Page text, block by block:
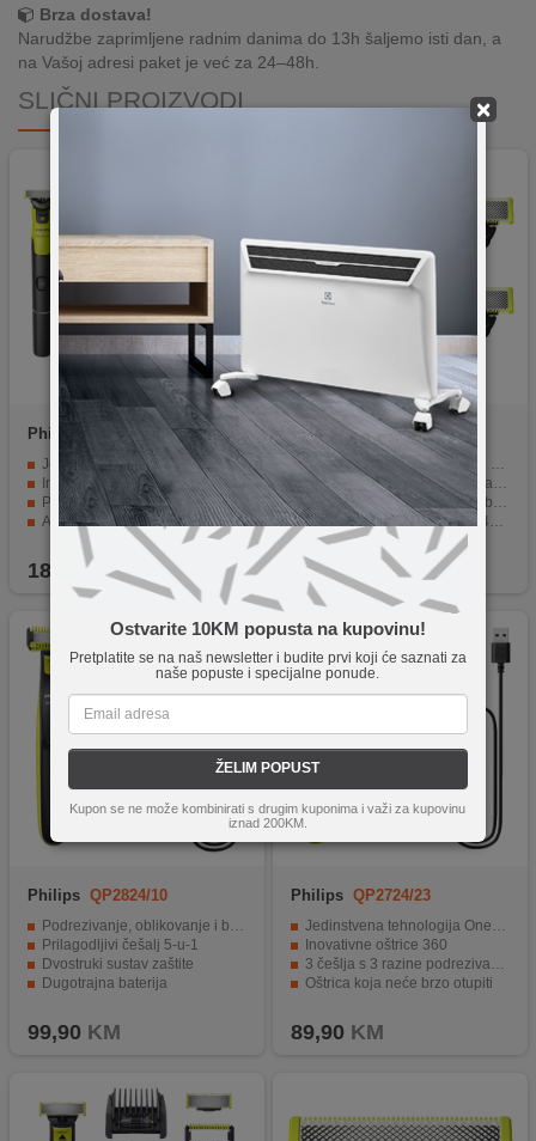
×
Ostvarite 10KM popusta na kupovinu!
Pretplatite se na naš newsletter i budite prvi koji će saznati za
naše popuste i specijalne ponude.
ŽELIM POPUST
Kupon se ne može kombinirati s drugim kuponima i važi za kupovinu
iznad 200KM.
Brza dostava!
Narudžbe zaprimljene radnim danima do 13h šaljemo isti dan, a
na Vašoj adresi paket je već za 24–48h.
SLIČNI PROIZVODI
Philips QP4631/65
Jedinstvena tehnologija OneBlade
Inovativne oštrice 360
Prilagodljivi češalj 5-u-1
Aplikacija Philips Daily Care
Potpuno vodootporan
189,90 KM
Philips QP624/50
Oštrice za aparat za brijanje OneBlade
2 x oštrice 360 i 1 komplet za tijelo
Podrezivanje, oblikovanje i brijanje
Za OneBlade modele (QP14xx, QP25xx, QP26xx, QP27xx, QP28xx)
Za OneBlade Pro (QP65xx, QP66xx)
64,90KM
Philips QP2824/10
Podrezivanje, oblikovanje i brijanje dlačica
Prilagodljivi češalj 5-u-1
Dvostruki sustav zaštite
Dugotrajna baterija
99,90 KM
Philips QP2724/23
Jedinstvena tehnologija OneBlade
Inovativne oštrice 360
3 češlja s 3 razine podrezivanja
Oštrica koja neće brzo otupiti
89,90 KM